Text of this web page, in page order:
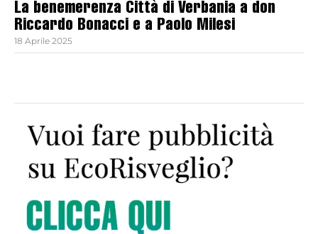
La benemerenza Città di Verbania a don
Riccardo Bonacci e a Paolo Milesi
18 Aprile 2025